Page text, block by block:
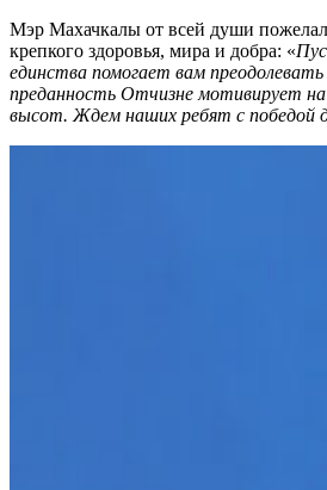
Мэр Махачкалы от всей души
крепкого здоровья, мира и добра: «
единства помогает вам
преданность Отчизне мотивирует
высот. Ждем наших ребят с победой